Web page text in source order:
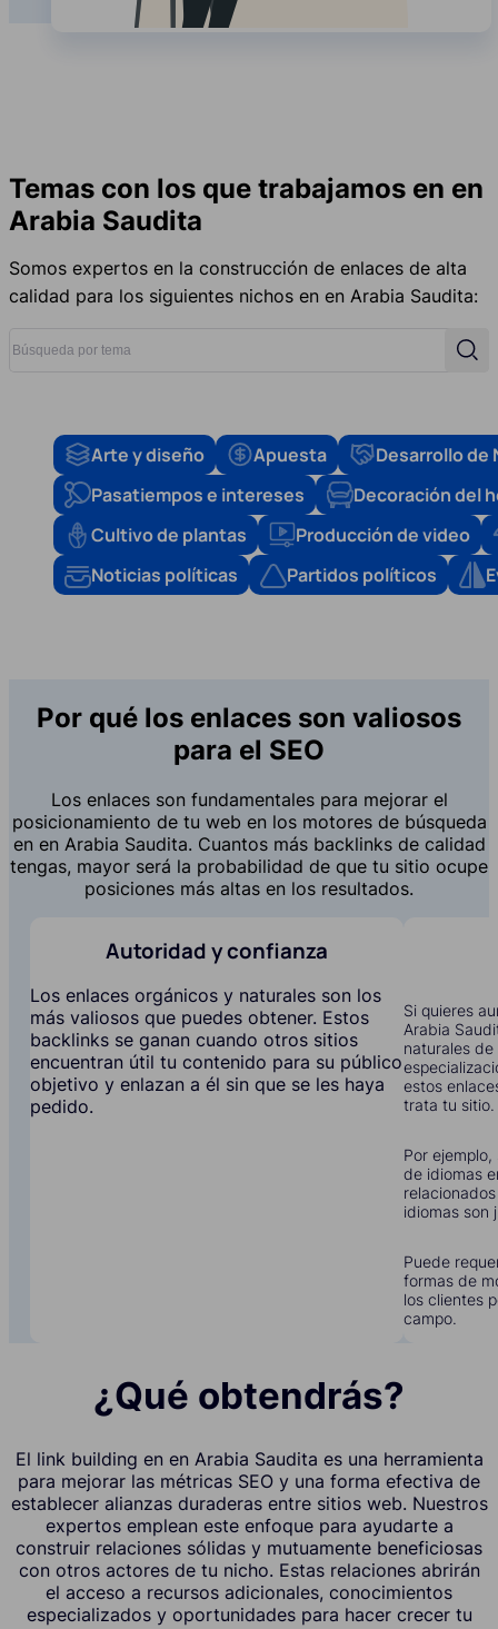
Temas con los que trabajamos en en
Arabia Saudita
Somos expertos en la construcción de enlaces de alta
calidad para los siguientes nichos en en Arabia Saudita:
Búsqueda por tema
Arte y diseño Apuesta
Desarrollo de
Pasatiempos e intereses
Decoración del
Cultivo de plantas
Producción de video
Noticias políticas
Partidos políticos
Por qué los enlaces son valiosos
para el SEO
Los enlaces son fundamentales para mejorar el
posicionamiento de tu web en los motores de búsqueda
en en Arabia Saudita. Cuantos más backlinks de calidad
tengas, mayor será la probabilidad de que tu sitio ocupe
posiciones más altas en los resultados.
Autoridad y confianza
Los enlaces orgánicos y naturales son los
más valiosos que puedes obtener. Estos
backlinks se ganan cuando otros sitios
encuentran útil tu contenido para su público
objetivo y enlazan a él sin que se les haya
pedido.
Si quieres
Arabia
naturales
estos
trata tu sitio.
Por
de idiomas
idiomas son
Puede
formas de
los clientes
campo.
¿Qué obtendrás?
El link building en en Arabia Saudita es una herramienta
para mejorar las métricas SEO y una forma efectiva de
establecer alianzas duraderas entre sitios web. Nuestros
expertos emplean este enfoque para ayudarte a
construir relaciones sólidas y mutuamente beneficiosas
con otros actores de tu nicho. Estas relaciones abrirán
el acceso a recursos adicionales, conocimientos
especializados y oportunidades para hacer crecer tu